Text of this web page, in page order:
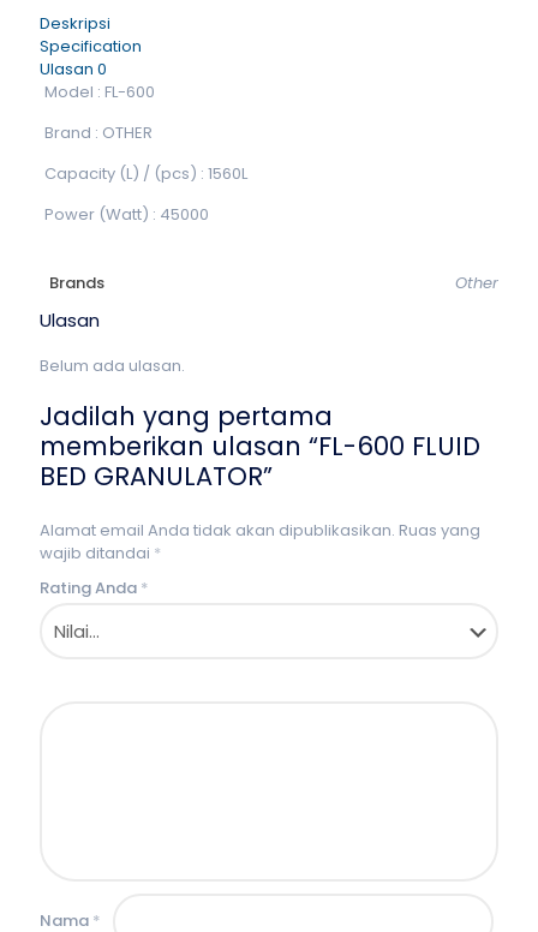
Deskripsi
Specification
Ulasan 0
Model : FL-600
Brand : OTHER
Capacity (L) / (pcs) : 1560L
Power (Watt) : 45000
Brands Other
Ulasan
Belum ada ulasan.
Jadilah yang pertama
memberikan ulasan “FL-600 FLUID
BED GRANULATOR”
Alamat email Anda tidak akan dipublikasikan. Ruas yang
wajib ditandai *
Rating Anda *
Nama *